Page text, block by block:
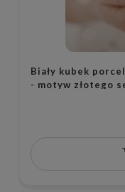
Biały kubek
- motyw złotego
sercu dla lekarza